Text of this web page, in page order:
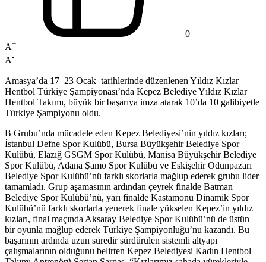
0
A+
A-
Amasya’da 17–23 Ocak tarihlerinde düzenlenen Yıldız Kızlar
Hentbol Türkiye Şampiyonası’nda Kepez Belediye Yıldız Kızlar
Hentbol Takımı, büyük bir başarıya imza atarak 10’da 10 galibiyetle
Türkiye Şampiyonu oldu.
B Grubu’nda mücadele eden Kepez Belediyesi’nin yıldız kızları;
İstanbul Defne Spor Kulübü, Bursa Büyükşehir Belediye Spor
Kulübü, Elazığ GSGM Spor Kulübü, Manisa Büyükşehir Belediye
Spor Kulübü, Adana Şamo Spor Kulübü ve Eskişehir Odunpazarı
Belediye Spor Kulübü’nü farklı skorlarla mağlup ederek grubu lider
tamamladı. Grup aşamasının ardından çeyrek finalde Batman
Belediye Spor Kulübü’nü, yarı finalde Kastamonu Dinamik Spor
Kulübü’nü farklı skorlarla yenerek finale yükselen Kepez’in yıldız
kızları, final maçında Aksaray Belediye Spor Kulübü’nü de üstün
bir oyunla mağlup ederek Türkiye Şampiyonluğu’nu kazandı. Bu
başarının ardında uzun süredir sürdürülen sistemli altyapı
çalışmalarının olduğunu belirten Kepez Belediyesi Kadın Hentbol